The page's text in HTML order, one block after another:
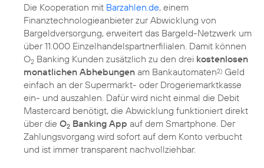
Die Kooperation mit Barzahlen.de, einem
Finanztechnologieanbieter zur Abwicklung von
Bargeldversorgung, erweitert das Bargeld-Netzwerk um
über 11.000 Einzelhandelspartnerfilialen. Damit können
O2 Banking Kunden zusätzlich zu den drei kostenlosen
monatlichen Abhebungen am Bankautomaten2) Geld
einfach an der Supermarkt- oder Drogeriemarktkasse
ein- und auszahlen. Dafür wird nicht einmal die Debit
Mastercard benötigt, die Abwicklung funktioniert direkt
über die O2 Banking App auf dem Smartphone. Der
Zahlungsvorgang wird sofort auf dem Konto verbucht
und ist immer transparent nachvollziehbar.